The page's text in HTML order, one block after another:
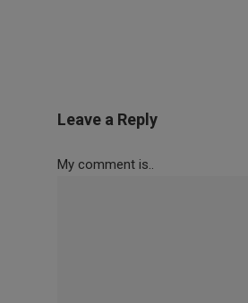
Leave a Reply
My comment is..